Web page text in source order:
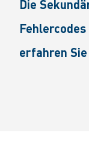
Die
erfahren